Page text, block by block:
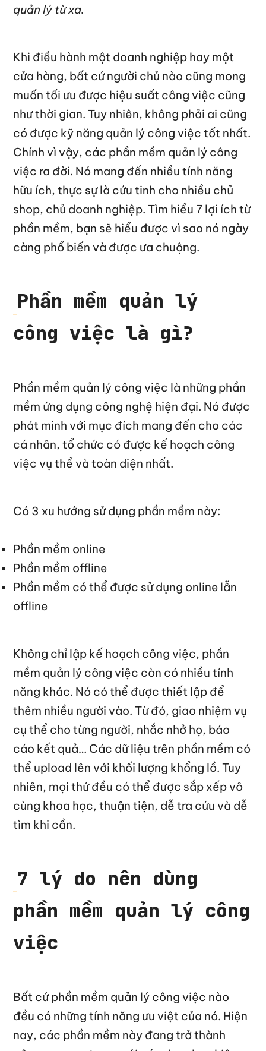
quản lý từ xa.
Khi điều hành một doanh nghiệp hay một
cửa hàng, bất cứ người chủ nào cũng mong
muốn tối ưu được hiệu suất công việc cũng
như thời gian. Tuy nhiên, không phải ai cũng
có được kỹ năng quản lý công việc tốt nhất.
Chính vì vậy, các phần mềm quản lý công
việc ra đời. Nó mang đến nhiều tính năng
hữu ích, thực sự là cứu tinh cho nhiều chủ
shop, chủ doanh nghiệp. Tìm hiểu 7 lợi ích từ
phần mềm, bạn sẽ hiểu được vì sao nó ngày
càng phổ biến và được ưa chuộng.
Phần mềm quản lý
công việc là gì?
Phần mềm quản lý công việc là những phần
mềm ứng dụng công nghệ hiện đại. Nó được
phát minh với mục đích mang đến cho các
cá nhân, tổ chức có được kế hoạch công
việc vụ thể và toàn diện nhất.
Có 3 xu hướng sử dụng phần mềm này:
Phần mềm online
Phần mềm offline
Phần mềm có thể được sử dụng online lẫn
offline
Không chỉ lập kế hoạch công việc, phần
mềm quản lý công việc còn có nhiều tính
năng khác. Nó có thể được thiết lập để
thêm nhiều người vào. Từ đó, giao nhiệm vụ
cụ thể cho từng người, nhắc nhở họ, báo
cáo kết quả… Các dữ liệu trên phần mềm có
thể upload lên với khối lượng khổng lồ. Tuy
nhiên, mọi thứ đều có thể được sắp xếp vô
cùng khoa học, thuận tiện, dễ tra cứu và dễ
tìm khi cần.
7 lý do nên dùng
phần mềm quản lý công
việc
Bất cứ phần mềm quản lý công việc nào
đều có những tính năng ưu việt của nó. Hiện
nay, các phần mềm này đang trở thành